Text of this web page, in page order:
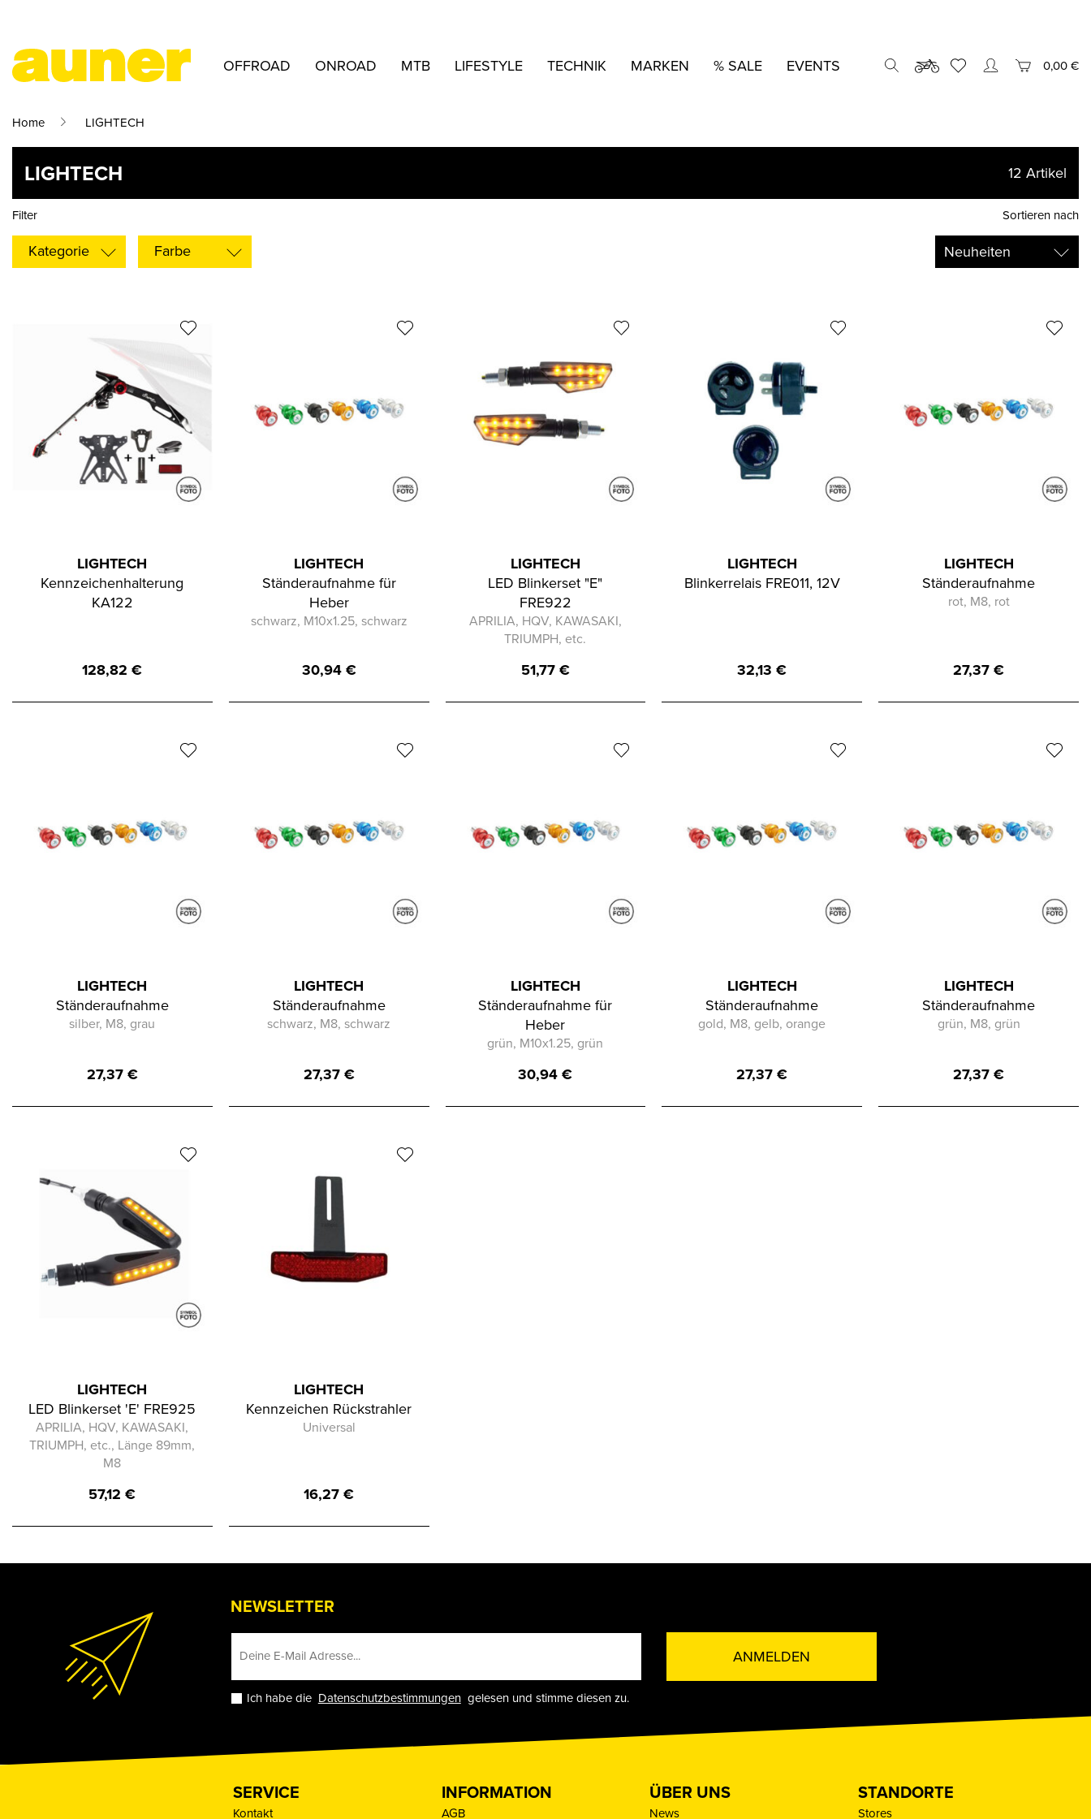
OFFROAD ONROAD MTB LIFESTYLE TECHNIK MARKEN % SALE EVENTS 0,00 €
Home LIGHTECH
LIGHTECH 12 Artikel
Filter
Kategorie Farbe
Sortieren nach
LIGHTECH
Kennzeichenhalterung
KA122
128,82€
LIGHTECH
Ständeraufnahme für
Heber
schwarz, M10x1.25, schwarz
30,94€
LIGHTECH
LED Blinkerset "E"
FRE922
APRILIA, HQV, KAWASAKI,
TRIUMPH, etc.
51,77€
LIGHTECH
Blinkerrelais FRE011, 12V
32,13€
LIGHTECH
Ständeraufnahme
rot, M8, rot
27,37€
LIGHTECH
Ständeraufnahme
silber, M8, grau
27,37€
LIGHTECH
Ständeraufnahme
schwarz, M8, schwarz
27,37€
LIGHTECH
Ständeraufnahme für
Heber
grün, M10x1.25, grün
30,94€
LIGHTECH
Ständeraufnahme
gold, M8, gelb, orange
27,37€
LIGHTECH
Ständeraufnahme
grün, M8, grün
27,37€
LIGHTECH
LED Blinkerset 'E' FRE925
APRILIA, HQV, KAWASAKI,
TRIUMPH, etc., Länge 89mm,
M8
57,12€
LIGHTECH
Kennzeichen Rückstrahler
Universal
16,27€
NEWSLETTER
Ich habe die Datenschutzbestimmungengelesen und stimme diesen zu.
ANMELDEN
SERVICE
Kontakt
INFORMATION
AGB
ÜBER UNS
News
STANDORTE
Stores